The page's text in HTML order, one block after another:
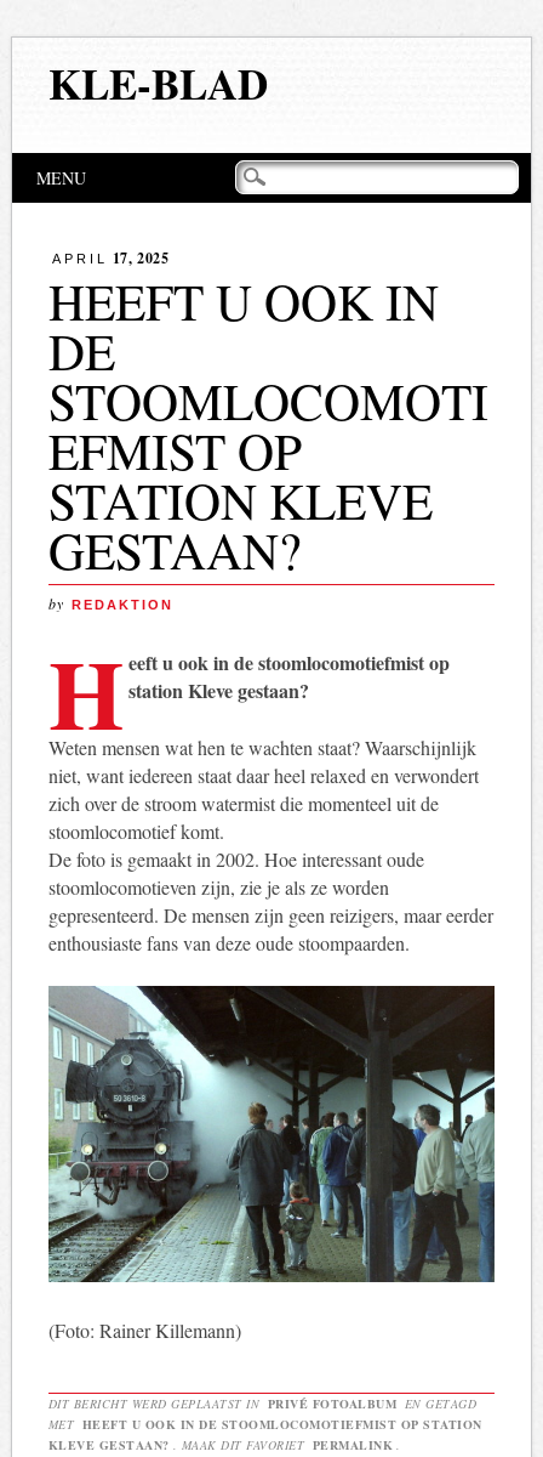
KLE-BLAD
Hoofdmenu
MENU
APRIL 17, 2025
HEEFT U OOK IN
DE
STOOMLOCOMOTI
EFMIST OP
STATION KLEVE
GESTAAN?
by REDAKTION
H eeft u ook in de stoomlocomotiefmist op
station Kleve gestaan?
Weten mensen wat hen te wachten staat? Waarschijnlijk
niet, want iedereen staat daar heel relaxed en verwondert
zich over de stroom watermist die momenteel uit de
stoomlocomotief komt.
De foto is gemaakt in 2002. Hoe interessant oude
stoomlocomotieven zijn, zie je als ze worden
gepresenteerd. De mensen zijn geen reizigers, maar eerder
enthousiaste fans van deze oude stoompaarden.
(Foto: Rainer Killemann)
DIT BERICHT WERD GEPLAATST IN PRIVÉ FOTOALBUM EN GETAGD
MET HEEFT U OOK IN DE STOOMLOCOMOTIEFMIST OP STATION
KLEVE GESTAAN? . MAAK DIT FAVORIET PERMALINK .